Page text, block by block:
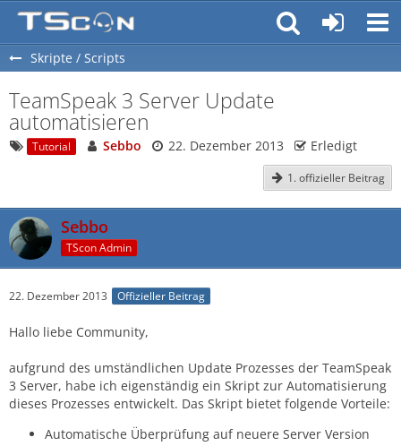
Skripte / Scripts
TeamSpeak 3 Server Update
automatisieren
Tutorial Sebbo 22. Dezember 2013 Erledigt
1. offizieller Beitrag
Sebbo
TScon Admin
22. Dezember 2013 Offizieller Beitrag
Hallo liebe Community,
aufgrund des umständlichen Update Prozesses der TeamSpeak
3 Server, habe ich eigenständig ein Skript zur Automatisierung
dieses Prozesses entwickelt. Das Skript bietet folgende Vorteile:
Automatische Überprüfung auf neuere Server Version